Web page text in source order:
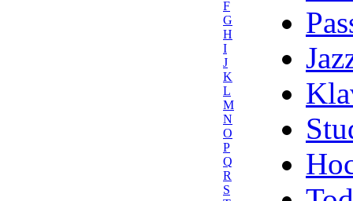
F
G
H
I
J
K
L
M
N
O
P
Q
R
S